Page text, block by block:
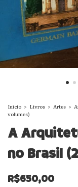
Início > Livros > Artes >
volumes)
A
no Brasil
R$650,00